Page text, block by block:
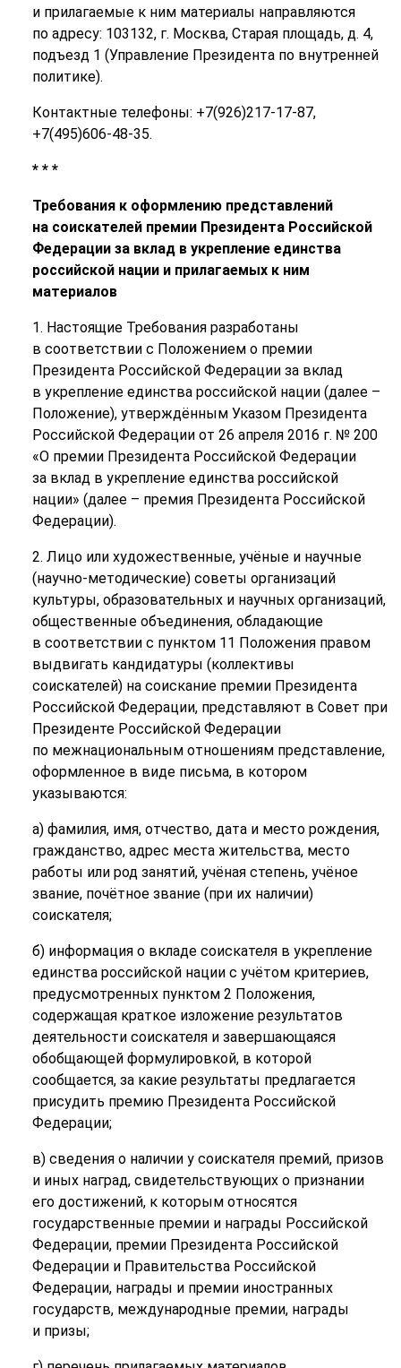
и прилагаемые к ним материалы направляются
по адресу: 103132, г. Москва, Старая площадь, д. 4,
подъезд 1 (Управление Президента по внутренней
политике).
Контактные телефоны: +7(926)217-17-87,
+7(495)606-48-35.
* * *
Требования к оформлению представлений
на соискателей премии Президента Российской
Федерации за вклад в укрепление единства
российской нации и прилагаемых к ним
материалов
1. Настоящие Требования разработаны
в соответствии с Положением о премии
Президента Российской Федерации за вклад
в укрепление единства российской нации (далее –
Положение), утверждённым Указом Президента
Российской Федерации от 26 апреля 2016 г. № 200
«О премии Президента Российской Федерации
за вклад в укрепление единства российской
нации» (далее – премия Президента Российской
Федерации).
2. Лицо или художественные, учёные и научные
(научно-методические) советы организаций
культуры, образовательных и научных организаций,
общественные объединения, обладающие
в соответствии с пунктом 11 Положения правом
выдвигать кандидатуры (коллективы
соискателей) на соискание премии Президента
Российской Федерации, представляют в Совет при
Президенте Российской Федерации
по межнациональным отношениям представление,
оформленное в виде письма, в котором
указываются:
а) фамилия, имя, отчество, дата и место рождения,
гражданство, адрес места жительства, место
работы или род занятий, учёная степень, учёное
звание, почётное звание (при их наличии)
соискателя;
б) информация о вкладе соискателя в укрепление
единства российской нации с учётом критериев,
предусмотренных пунктом 2 Положения,
содержащая краткое изложение результатов
деятельности соискателя и завершающаяся
обобщающей формулировкой, в которой
сообщается, за какие результаты предлагается
присудить премию Президента Российской
Федерации;
в) сведения о наличии у соискателя премий, призов
и иных наград, свидетельствующих о признании
его достижений, к которым относятся
государственные премии и награды Российской
Федерации, премии Президента Российской
Федерации и Правительства Российской
Федерации, награды и премии иностранных
государств, международные премии, награды
и призы;